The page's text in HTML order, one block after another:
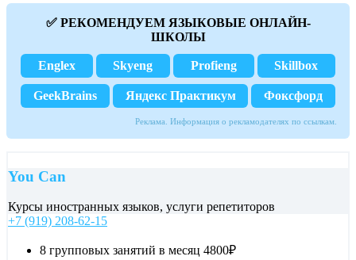
✅ РЕКОМЕНДУЕМ ЯЗЫКОВЫЕ ОНЛАЙН-
ШКОЛЫ
Englex Skyeng Profieng Skillbox
GeekBrains Яндекс Практикум Фоксфорд
Реклама. Информация о рекламодателях по ссылкам.
You Can
Курсы иностранных языков, услуги репетиторов
+7 (919) 208-62-15
8 групповых занятий в месяц 4800₽